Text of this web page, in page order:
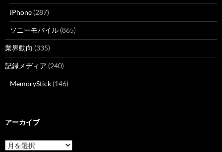
iPhone (287)
ソニーモバイル (865)
業界動向 (335)
記録メディア (240)
MemoryStick (146)
アーカイブ
ア